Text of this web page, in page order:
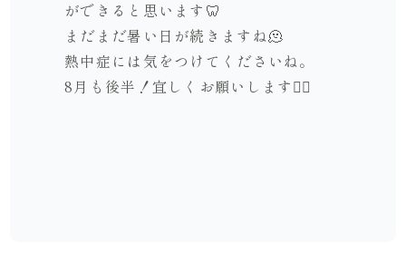
ができると思います🦷
まだまだ暑い日が続きますね🫠
熱中症には気をつけてくださいね。
8月も後半！宜しくお願いします🙇‍♂️